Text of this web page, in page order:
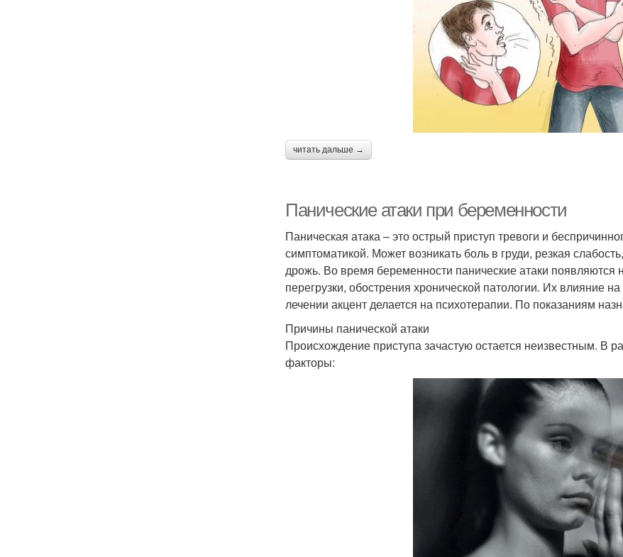
читать дальше →
Панические атаки при беременности
Паническая атака – это острый приступ тревоги и
симптоматикой. Может возникать боль в груди, резкая
дрожь. Во время беременности панические атаки
перегрузки, обострения хронической патологии. Их влияние
лечении акцент делается на психотерапии. По показаниям
Причины панической атаки
Происхождение приступа зачастую остается неизвестным. В
факторы: